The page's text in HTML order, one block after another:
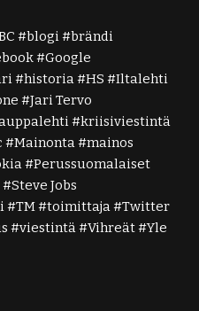
blogi
brändi
Google
historia HS
Iltalehti
Jari Tervo
kriisiviestintä
Mainonta
mainos
Perussuomalaiset
Steve Jobs
TM toimittaja
Twitter
viestintä Vihreät Yle